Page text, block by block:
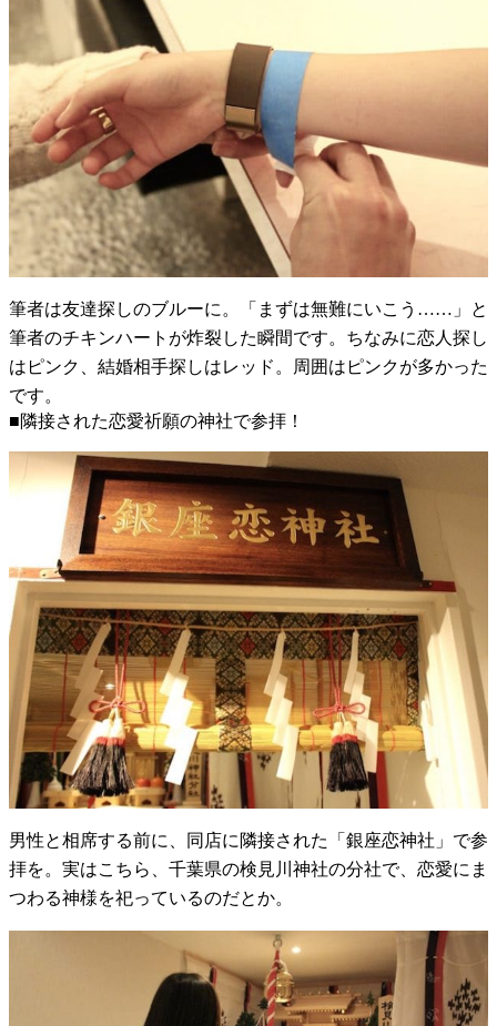
筆者は友達探しのブルーに。「まずは無難にいこう……」と
筆者のチキンハートが炸裂した瞬間です。ちなみに恋人探し
はピンク、結婚相手探しはレッド。周囲はピンクが多かった
です。
■隣接された恋愛祈願の神社で参拝！
男性と相席する前に、同店に隣接された「銀座恋神社」で参
拝を。実はこちら、千葉県の検見川神社の分社で、恋愛にま
つわる神様を祀っているのだとか。